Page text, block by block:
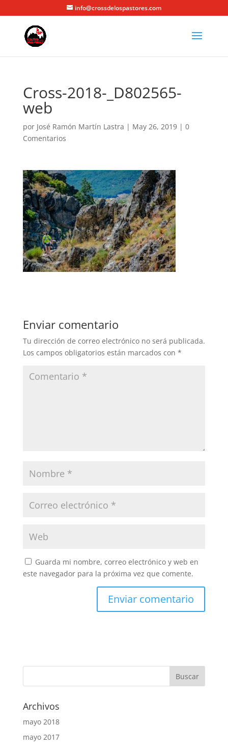
info@crossdelospastores.com
Cross-2018-_D802565-
web
por José Ramón Martín Lastra | May 26, 2019| 0
Comentarios
Enviar comentario
Tu dirección de correo electrónico no será publicada.
Los campos obligatorios están marcados con *
Guarda mi nombre, correo electrónico y web en
este navegador para la próxima vez que comente.
Archivos
mayo 2018
mayo 2017